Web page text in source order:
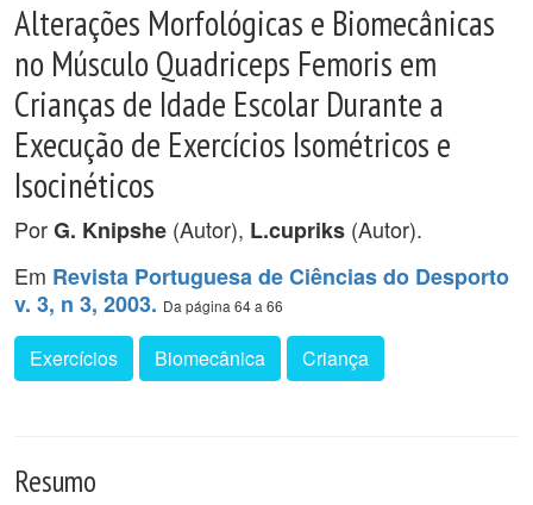
Alterações Morfológicas e Biomecânicas
no Músculo Quadriceps Femoris em
Crianças de Idade Escolar Durante a
Execução de Exercícios Isométricos e
Isocinéticos
PorG. Knipshe (Autor), L.cupriks (Autor).
Em Revista Portuguesa de Ciências do Desporto
v. 3, n 3, 2003. Da página 64 a 66
Exercícios Biomecânica Criança
Resumo